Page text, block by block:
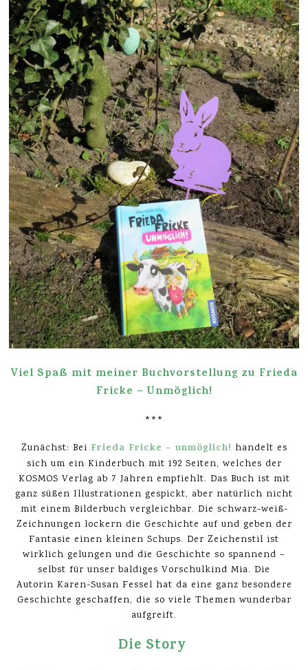
Viel Spaß mit meiner Buchvorstellung zu Frieda
Fricke – Unmöglich!
***
Zunächst: Bei Frieda Fricke – unmöglich! handelt es
sich um ein Kinderbuch mit 192 Seiten, welches der
KOSMOS Verlag ab 7 Jahren empfiehlt. Das Buch ist mit
ganz süßen Illustrationen gespickt, aber natürlich nicht
mit einem Bilderbuch vergleichbar. Die schwarz-weiß-
Zeichnungen lockern die Geschichte auf und geben der
Fantasie einen kleinen Schups. Der Zeichenstil ist
wirklich gelungen und die Geschichte so spannend –
selbst für unser baldiges Vorschulkind Mia. Die
Autorin Karen-Susan Fessel hat da eine ganz besondere
Geschichte geschaffen, die so viele Themen wunderbar
aufgreift.
Die Story